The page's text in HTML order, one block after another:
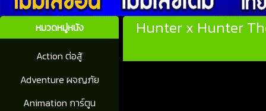
หมวดหมู่หนัง
Action ต่อสู้
Adventure ผจญภัย
Animation การ์ตูน
Hunter x Hunter